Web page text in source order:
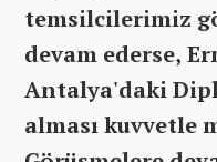
temsilcilerimiz
devam ederse,
Antalya'daki
alması kuvvetle